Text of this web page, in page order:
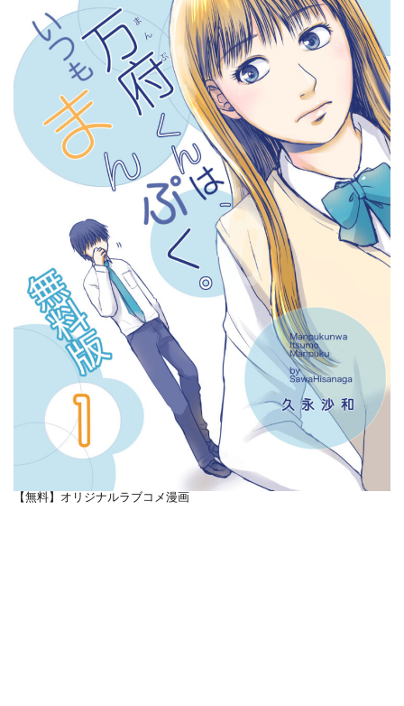
【無料】オリジナルラブコメ漫画